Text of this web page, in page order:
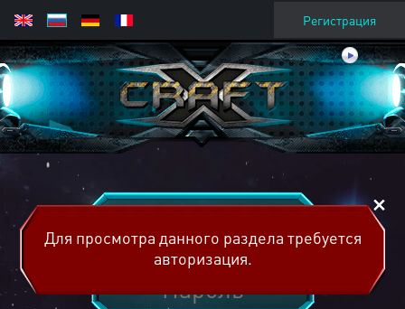
Регистрация
Для просмотра данного раздела требуется
авторизация.